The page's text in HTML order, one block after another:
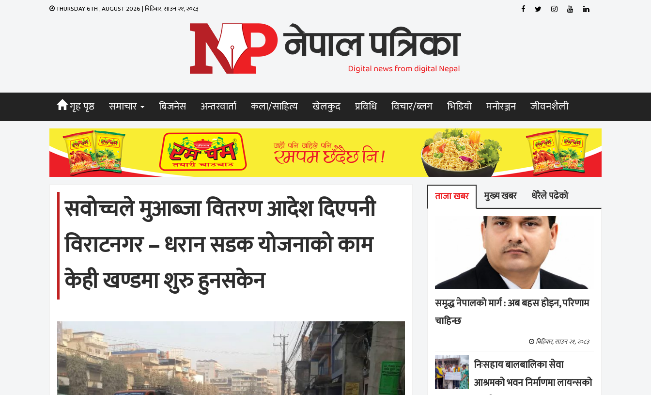
THURSDAY 6TH , AUGUST 2026 | बिहिबार, साउन २१, २०८३
गृह पृष्ठ समाचार बिजनेस अन्तरवार्ता कला/साहित्य खेलकुद प्रविधि विचार/ब्लग भिडियो मनोरञ्जन जीवनशैली
सवोच्चले मुआब्जा वितरण आदेश दिएपनी
विराटनगर – धरान सडक योजनाको काम
केही खण्डमा शुरु हुनसकेन
ताजा खबर मुख्य खबर धेरैले पढेको
समृद्ध नेपालको मार्ग : अब बहस होइन, परिणाम
चाहिन्छ
बिहिबार, साउन २१, २०८३
निःसहाय बालबालिका सेवा
आश्रमको भवन निर्माणमा लायन्सको